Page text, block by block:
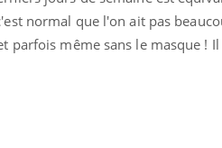
normal que l'on ait pas
parfois même sans le masque